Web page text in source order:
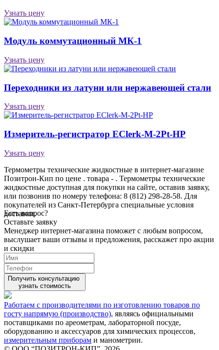
Узнать цену
Модуль коммутационный МК-1
Узнать цену
Переходники из латуни или нержавеющей стали
Узнать цену
Измеритель-регистратор EClerk-M-2Pt-HP
Узнать цену
Термометры технические жидкостные в интернет-магазине
Позитрон-Кип по цене . товара - . Термометры технические
жидкостные доступная для покупки на сайте, оставив заявку,
или позвонив по номеру телефона: 8 (812) 298-28-58. Для
покупателей из Санкт-Петербурга специальные условия
доставки.
Есть вопрос?
Оставьте заявку
Менеджер интернет-магазина поможет с любым вопросом,
выслушает ваши отзывы и предложения, расскажет про акции
и скидки
Получить консультацию
узнать стоимость
Работаем с производителями по изготовлению товаров по
госту напрямую (производство), являясь официальными
поставщиками по ареометрам, лабораторной посуде,
оборудованию и аксессуаров для химических процессов,
измерительным приборам и манометрии.